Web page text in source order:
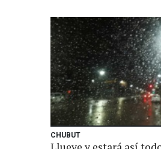
CHUBUT